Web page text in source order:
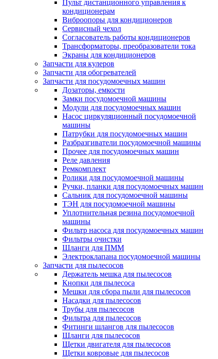
Пульт дистанционного управления к
кондиционерам
Виброопоры для кондиционеров
Сервисный чехол
Согласователь работы кондиционеров
Трансформаторы, преобразователи тока
Экраны для кондиционеров
Запчасти для кулеров
Запчасти для обогревателей
Запчасти для посудомоечных машин
Дозаторы, емкости
Замки посудомоечной машины
Модули для посудомоечных машин
Насос циркуляционный посудомоечной
машины
Патрубки для посудомоечных машин
Разбразгиватели посудомоечной машины
Прочее для посудомоечных машин
Реле давления
Ремкомплект
Ролики для посудомоечной машины
Ручки, планки для посудомоечных машин
Сальник для посудомоечной машины
ТЭН для посудомоечной машины
Уплотнительная резина посудомоечной
машины
Фильтр насоса для посудомоечных машин
Фильтры очистки
Шланги для ПММ
Электроклапана посудомоечной машины
Запчасти для пылесосов
Держатель мешка для пылесосов
Кнопки для пылесоса
Мешки для сбора пыли для пылесосов
Насадки для пылесосов
Трубы для пылесосов
Фильтра для пылесосов
Фитинги шлангов для пылесосов
Шланги для пылесосов
Щетки двигателя для пылесосов
Щетки ковровые для пылесосов